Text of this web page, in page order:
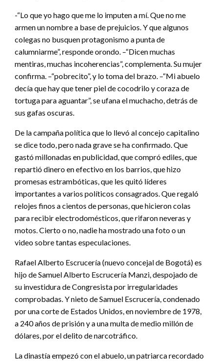
-“Lo que yo hago que me lo imputen a mí. Que no me
armen un nombre a base de prejuicios. Y que algunos
colegas no busquen protagonismo a punta de
calumniarme”, responde orondo. –“Dicen muchas
mentiras, muchas incoherencias”, complementa. Su mujer
confirma. –“pobrecito”, y lo toma del brazo. –“Mi abuelo
decía que hay que tener piel de cocodrilo y coraza de
tortuga para aguantar”, se ufana el muchacho, detrás de
sus gafas oscuras.
De la campaña política que lo llevó al concejo capitalino
se dice todo, pero nada grave se ha confirmado. Que
gastó millonadas en publicidad, que compró ediles, que
repartió dinero en efectivo en los barrios, que hizo
promesas estrambóticas, que les quitó líderes
importantes a varios políticos consagrados. Que regaló
relojes finos a cientos de personas, que hicieron colas
para recibir electrodomésticos, que rifaron neveras y
motos. Cierto o no, nadie ha mostrado una foto o un
video sobre tantas especulaciones.
Rafael Alberto Escrucería (nuevo concejal de Bogotá) es
hijo de Samuel Alberto Escrucería Manzi, despojado de
su investidura de Congresista por irregularidades
comprobadas. Y nieto de Samuel Escrucería, condenado
por una corte de Estados Unidos, en noviembre de 1978,
a 240 años de prisión y a una multa de medio millón de
dólares, por el delito de narcotráfico.
La dinastía empezó con el abuelo, un patriarca recordado